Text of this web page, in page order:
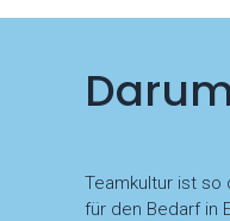
Teamkultur ist so
für den Bedarf in